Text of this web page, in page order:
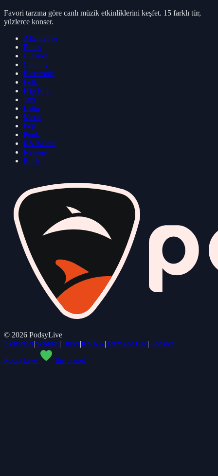
Favori tarzına göre canlı müzik etkinliklerini keşfet. 15 farklı tür,
yüzlerce konser.
Alternative
Blues
Classical
Country
Electronic
Folk
Hip Hop
Jazz
Latin
Metal
Pop
Punk
R&B/Soul
Reggae
Rock
© 2026 PodsyLive
Konserler|Şehirler|Türler|KVKK|Terms of Use|Cookies
PodsyLive
the planet